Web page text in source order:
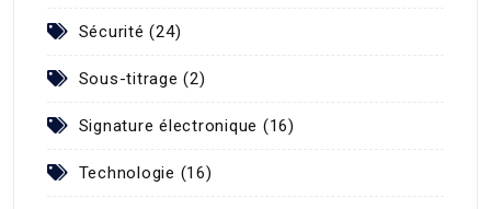
Sécurité (24)
Sous-titrage (2)
Signature électronique (16)
Technologie (16)